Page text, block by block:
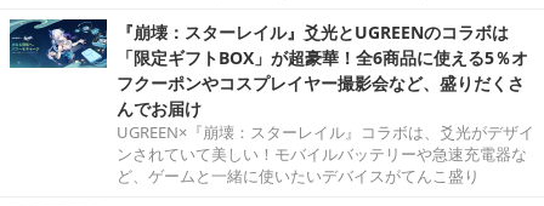
『崩壊：スターレイル』爻光とUGREENのコラボは
「限定ギフトBOX」が超豪華！全6商品に使える5％オ
フクーポンやコスプレイヤー撮影会など、盛りだくさ
んでお届け
UGREEN×『崩壊：スターレイル』コラボは、爻光がデザイ
ンされていて美しい！モバイルバッテリーや急速充電器な
ど、ゲームと一緒に使いたいデバイスがてんこ盛り